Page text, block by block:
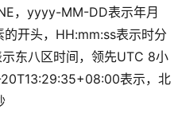
，yyyy-MM-DD表示年月
开头，HH:mm:ss表示时分
东八区时间，领先UTC 8小
表示，北